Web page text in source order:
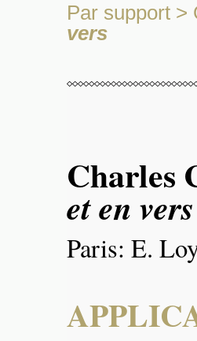
Par support >
vers
Charles
et en vers
Paris: E.